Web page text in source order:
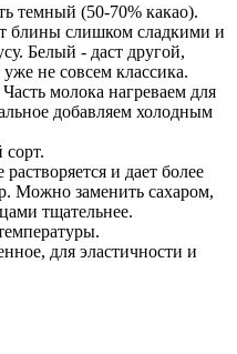
темный (50-70% какао).
блины слишком сладкими и
Белый - даст другой,
не совсем классика.
молока нагреваем для
добавляем холодным
и дает более
Можно заменить сахаром,
тщательнее.
для эластичности и